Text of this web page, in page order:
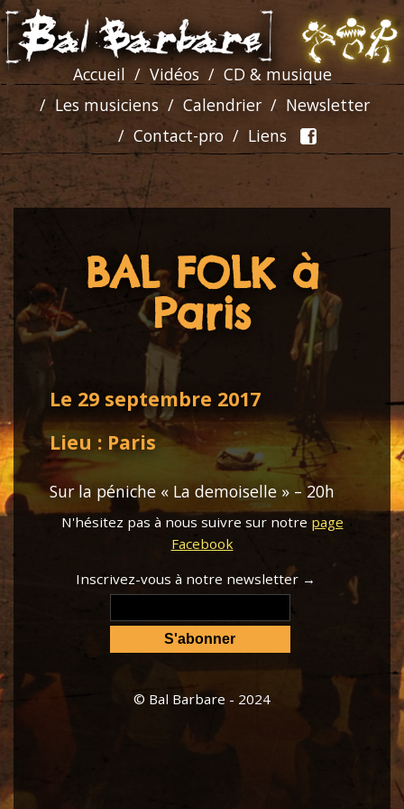
Accueil Vidéos
CD & musique
Les musiciens
Calendrier
Newsletter
Contact-pro
Liens
BAL FOLK à
Paris
Le 29 septembre 2017
Lieu : Paris
Sur la péniche « La demoiselle » – 20h
N'hésitez pas à nous suivre sur notre page
Facebook
Inscrivez-vous à notre newsletter →
© Bal Barbare - 2024